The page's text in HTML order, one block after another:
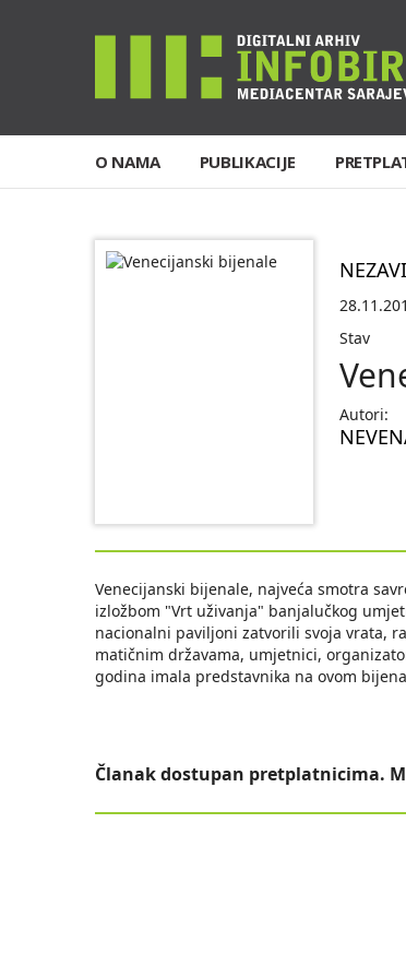
O NAMA PUBLIKACIJE
Stav
Autori:
Venecijanski bijenale, najveća smotra
izložbom "Vrt uživanja" banjalučkog
nacionalni paviljoni zatvorili svoja vrata,
matičnim državama, umjetnici,
godina imala predstavnika na ovom
Članak dostupan pretplatnicima.